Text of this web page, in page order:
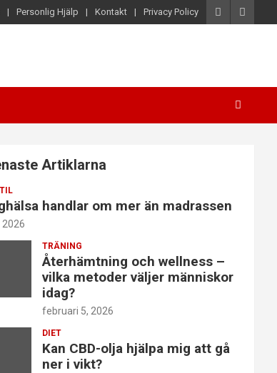
Personlig Hjälp Kontakt Privacy Policy
Artiklarna
handlar om mer än madrassen
2026
TRÄNING
Återhämtning och wellness –
vilka metoder väljer människor
idag?
februari 5, 2026
DIET
Kan CBD-olja hjälpa mig att gå
ner i vikt?